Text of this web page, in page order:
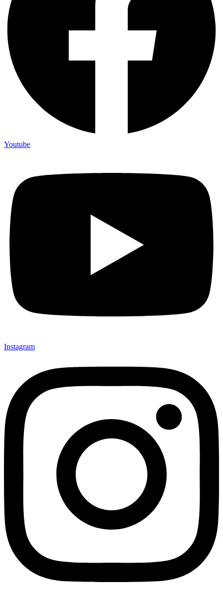
Youtube
Instagram